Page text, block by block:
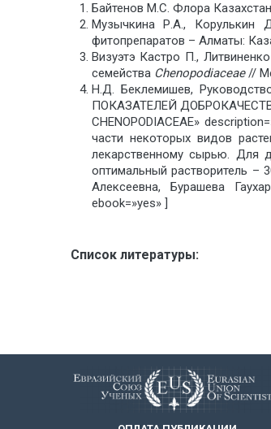
Байтенов М.С. Флора
Музычкина Р.А., Корулькин
фитопрепаратов – Алматы:
Визуэтэ Кастро П.,
семейства Chenopodiaceae//
Н.Д. Беклемишев,
ПОКАЗАТЕЛЕЙ
CHENOPODIACEAE»
части некоторых видов
лекарственному сырью. Для
оптимальный растворитель –
Алексеевна, Бурашева
ebook=»yes» ]
Список литературы: